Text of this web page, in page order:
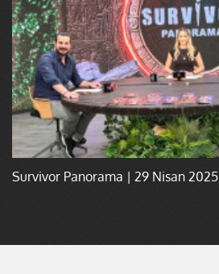
Survivor Panorama | 29 Nisan 2025